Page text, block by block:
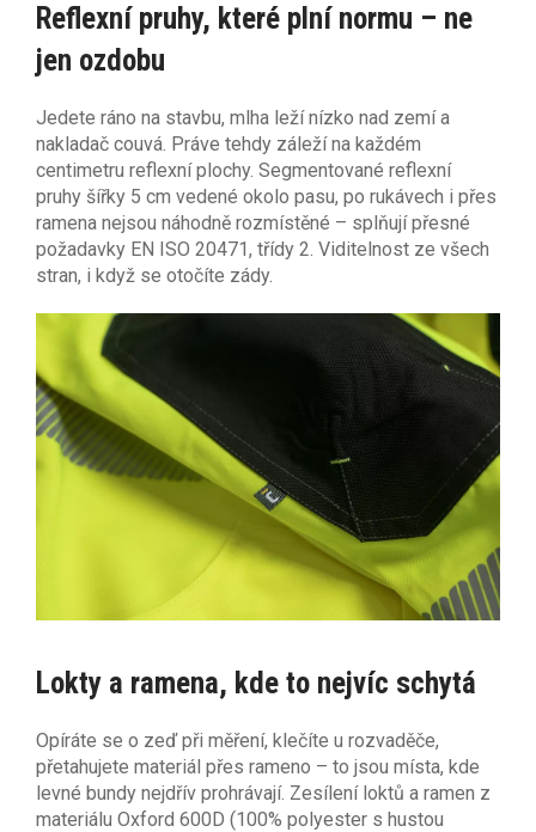
Reflexní pruhy, které plní normu – ne
jen ozdobu
Jedete ráno na stavbu, mlha leží nízko nad zemí a
nakladač couvá. Práve tehdy záleží na každém
centimetru reflexní plochy. Segmentované reflexní
pruhy šířky 5 cm vedené okolo pasu, po rukávech i přes
ramena nejsou náhodně rozmístěné – splňují přesné
požadavky EN ISO 20471, třídy 2. Viditelnost ze všech
stran, i když se otočíte zády.
Lokty a ramena, kde to nejvíc schytá
Opíráte se o zeď při měření, klečíte u rozvaděče,
přetahujete materiál přes rameno – to jsou místa, kde
levné bundy nejdřív prohrávají. Zesílení loktů a ramen z
materiálu Oxford 600D (100% polyester s hustou